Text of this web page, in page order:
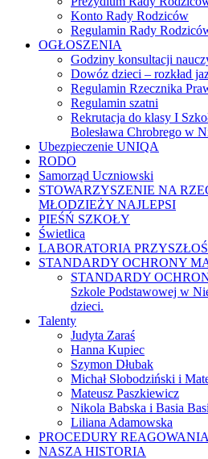
Konto Rady Rodziców
Regulamin Rady
OGŁOSZENIA
Godziny konsultacji
Dowóz dzieci – rozkład
Regulamin Rzecznika
Regulamin szatni
Rekrutacja do klasy I
Bolesława Chrobrego w
Ubezpieczenie UNIQA
RODO
Samorząd Uczniowski
STOWARZYSZENIE NA
MŁODZIEŻY NAJLEPSI
PIEŚŃ SZKOŁY
Świetlica
LABORATORIA
STANDARDY OCHRONY
STANDARDY
Szkole Podstawowej w
dzieci.
Talenty
Judyta Zaraś
Hanna Kupiec
Szymon Dłubak
Michał Słobodziński i
Mateusz Paszkiewicz
Nikola Babska i Basia
Liliana Adamowska
PROCEDURY
NASZA HISTORIA